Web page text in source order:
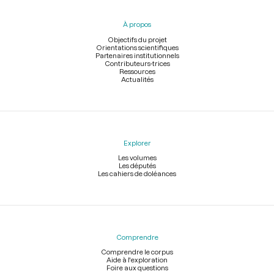
À propos
Objectifs du projet
Orientations scientifiques
Partenaires institutionnels
Contributeurs-trices
Ressources
Actualités
Explorer
Les volumes
Les députés
Les cahiers de doléances
Comprendre
Comprendre le corpus
Aide à l'exploration
Foire aux questions